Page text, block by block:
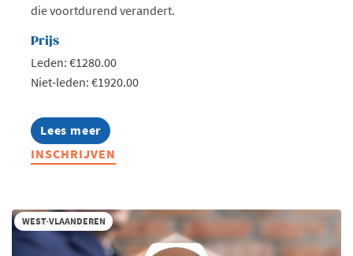
die voortdurend verandert.
Prijs
Leden: €1280.00
Niet-leden: €1920.00
Lees meer
about
Lerend
Netwerk
INSCHRIJVEN
WEST-VLAANDEREN